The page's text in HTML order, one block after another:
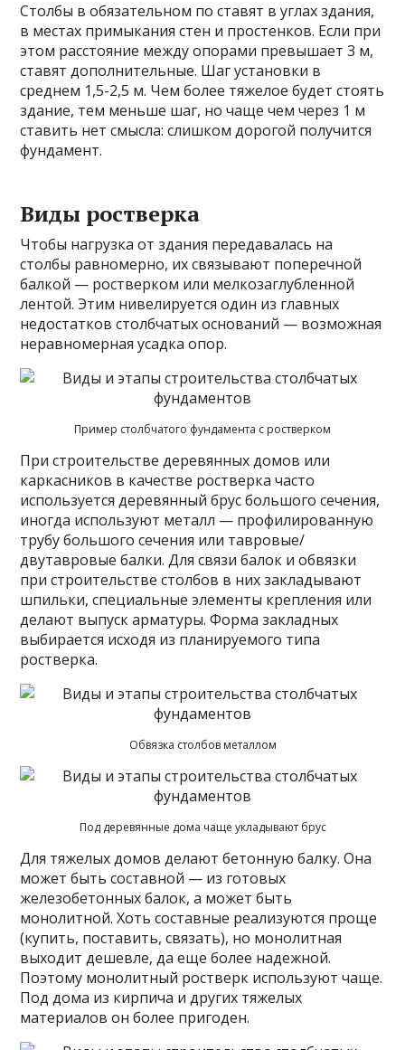
Столбы в обязательном по ставят в углах здания,
в местах примыкания стен и простенков. Если при
этом расстояние между опорами превышает 3 м,
ставят дополнительные. Шаг установки в
среднем 1,5-2,5 м. Чем более тяжелое будет стоять
здание, тем меньше шаг, но чаще чем через 1 м
ставить нет смысла: слишком дорогой получится
фундамент.
Виды ростверка
Чтобы нагрузка от здания передавалась на
столбы равномерно, их связывают поперечной
балкой — ростверком или мелкозаглубленной
лентой. Этим нивелируется один из главных
недостатков столбчатых оснований — возможная
неравномерная усадка опор.
Пример столбчатого фундамента с ростверком
При строительстве деревянных домов или
каркасников в качестве ростверка часто
используется деревянный брус большого сечения,
иногда используют металл — профилированную
трубу большого сечения или тавровые/
двутавровые балки. Для связи балок и обвязки
при строительстве столбов в них закладывают
шпильки, специальные элементы крепления или
делают выпуск арматуры. Форма закладных
выбирается исходя из планируемого типа
ростверка.
Обвязка столбов металлом
Под деревянные дома чаще укладывают брус
Для тяжелых домов делают бетонную балку. Она
может быть составной — из готовых
железобетонных балок, а может быть
монолитной. Хоть составные реализуются проще
(купить, поставить, связать), но монолитная
выходит дешевле, да еще более надежной.
Поэтому монолитный ростверк используют чаще.
Под дома из кирпича и других тяжелых
материалов он более пригоден.